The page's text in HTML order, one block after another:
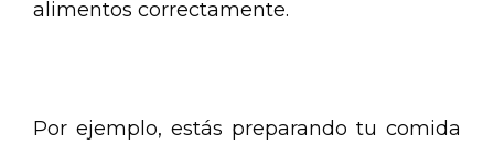
alimentos correctamente.
Por ejemplo, estás preparando tu comida